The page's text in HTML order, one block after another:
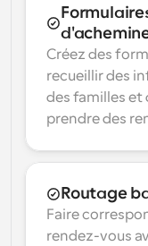
Créez des
recueillir des
des familles et
prendre des
Routage
Faire
rendez-vous